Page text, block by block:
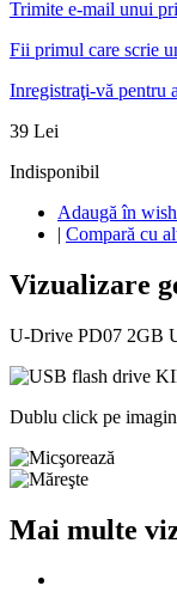
Trimite e-mail unui
Fii primul care scrie
Inregistraţi-vă pentru
39 Lei
Indisponibil
Adaugă în
| Compară cu
Vizualizare
U-Drive PD07 2GB
Dublu click pe
Mai multe